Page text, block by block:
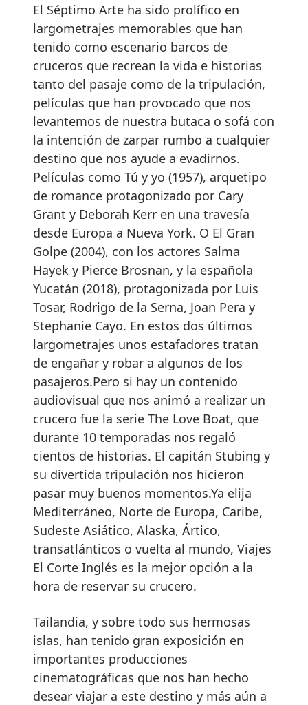
El Séptimo Arte ha sido prolífico en
largometrajes memorables que han
tenido como escenario barcos de
cruceros que recrean la vida e historias
tanto del pasaje como de la tripulación,
películas que han provocado que nos
levantemos de nuestra butaca o sofá con
la intención de zarpar rumbo a cualquier
destino que nos ayude a evadirnos.
Películas como Tú y yo (1957), arquetipo
de romance protagonizado por Cary
Grant y Deborah Kerr en una travesía
desde Europa a Nueva York. O El Gran
Golpe (2004), con los actores Salma
Hayek y Pierce Brosnan, y la española
Yucatán (2018), protagonizada por Luis
Tosar, Rodrigo de la Serna, Joan Pera y
Stephanie Cayo. En estos dos últimos
largometrajes unos estafadores tratan
de engañar y robar a algunos de los
pasajeros.Pero si hay un contenido
audiovisual que nos animó a realizar un
crucero fue la serie The Love Boat, que
durante 10 temporadas nos regaló
cientos de historias. El capitán Stubing y
su divertida tripulación nos hicieron
pasar muy buenos momentos.Ya elija
Mediterráneo, Norte de Europa, Caribe,
Sudeste Asiático, Alaska, Ártico,
transatlánticos o vuelta al mundo, Viajes
El Corte Inglés es la mejor opción a la
hora de reservar su crucero.
Tailandia, y sobre todo sus hermosas
islas, han tenido gran exposición en
importantes producciones
cinematográficas que nos han hecho
desear viajar a este destino y más aún a